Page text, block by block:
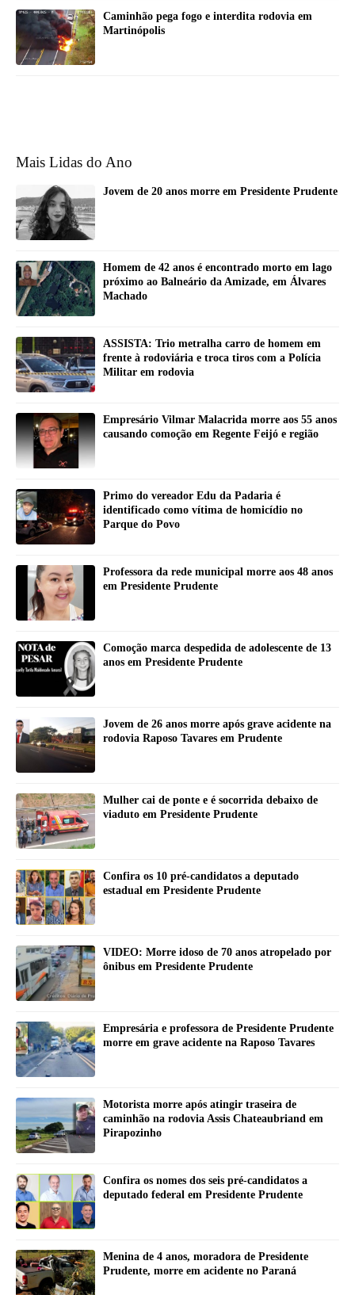
Caminhão pega fogo e interdita rodovia em
Martinópolis
Mais Lidas do Ano
Jovem de 20 anos morre em Presidente Prudente
Homem de 42 anos é encontrado morto em lago
próximo ao Balneário da Amizade, em Álvares
Machado
ASSISTA: Trio metralha carro de homem em
frente à rodoviária e troca tiros com a Polícia
Militar em rodovia
Empresário Vilmar Malacrida morre aos 55 anos
causando comoção em Regente Feijó e região
Primo do vereador Edu da Padaria é
identificado como vítima de homicídio no
Parque do Povo
Professora da rede municipal morre aos 48 anos
em Presidente Prudente
Comoção marca despedida de adolescente de 13
anos em Presidente Prudente
Jovem de 26 anos morre após grave acidente na
rodovia Raposo Tavares em Prudente
Mulher cai de ponte e é socorrida debaixo de
viaduto em Presidente Prudente
Confira os 10 pré-candidatos a deputado
estadual em Presidente Prudente
VIDEO: Morre idoso de 70 anos atropelado por
ônibus em Presidente Prudente
Empresária e professora de Presidente Prudente
morre em grave acidente na Raposo Tavares
Motorista morre após atingir traseira de
caminhão na rodovia Assis Chateaubriand em
Pirapozinho
Confira os nomes dos seis pré-candidatos a
deputado federal em Presidente Prudente
Menina de 4 anos, moradora de Presidente
Prudente, morre em acidente no Paraná